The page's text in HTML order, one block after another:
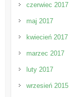
czerwiec 2017
maj 2017
kwiecień 2017
marzec 2017
luty 2017
wrzesień 2015